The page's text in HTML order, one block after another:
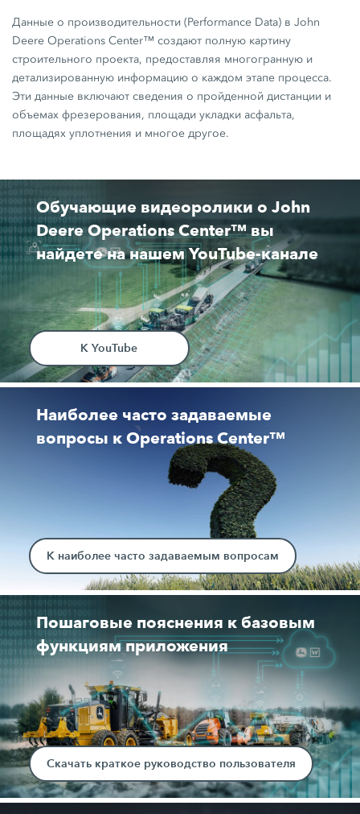
Данные о производительности (Performance Data) в John
Deere Operations Center™ создают полную картину
строительного проекта, предоставляя многогранную и
детализированную информацию о каждом этапе процесса.
Эти данные включают сведения о пройденной дистанции и
объемах фрезерования, площади укладки асфальта,
площадях уплотнения и многое другое.
Обучающие видеоролики о John
Deere Operations Center™ вы
найдете на нашем YouTube-канале
К YouTube
Наиболее часто задаваемые
вопросы к Operations Center™
К наиболее часто задаваемым вопросам
Пошаговые пояснения к базовым
функциям приложения
Скачать краткое руководство пользователя